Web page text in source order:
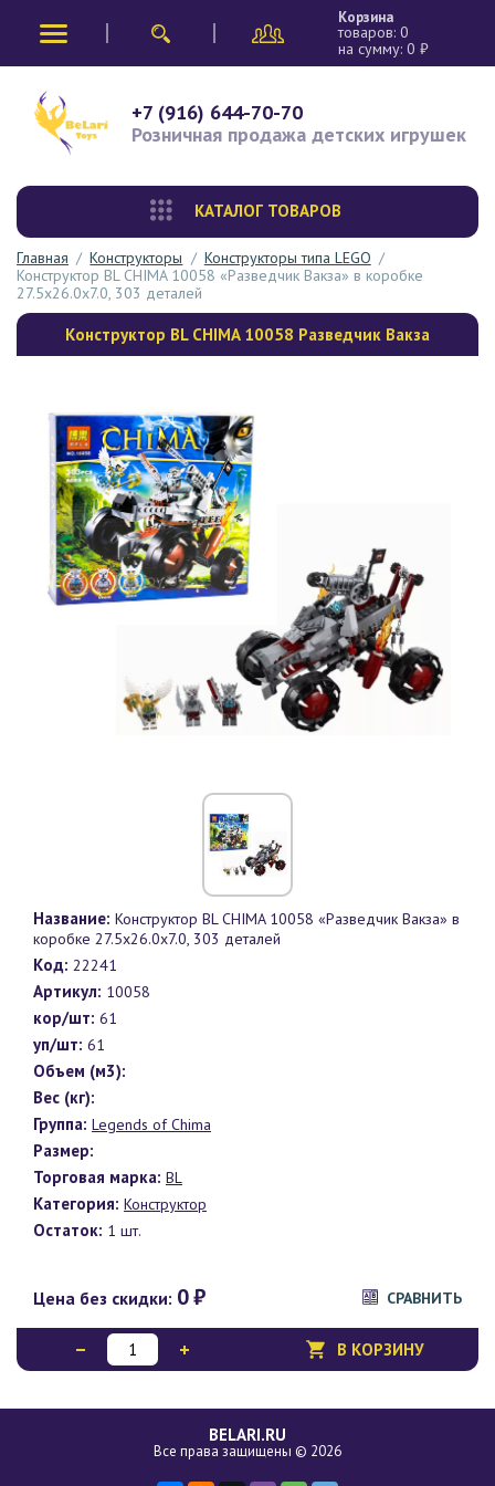
Корзина
товаров: 0
на сумму: 0₽
+7 (916) 644-70-70
Розничная продажа детских игрушек
КАТАЛОГ ТОВАРОВ
Главная / Конструкторы / Конструкторы типа LEGO /
Конструктор BL CHIMA 10058 «Разведчик Вакза» в коробке
27.5х26.0х7.0, 303 деталей
Конструктор BL CHIMA 10058 Разведчик Вакза
Название: Конструктор BL CHIMA 10058 «Разведчик Вакза» в
коробке 27.5х26.0х7.0, 303 деталей
Код: 22241
Артикул: 10058
кор/шт: 61
уп/шт: 61
Объем (м3):
Вес (кг):
Группа: Legends of Chima
Размер:
Торговая марка: BL
Категория: Конструктор
Остаток: 1 шт.
Цена без скидки: 0₽ СРАВНИТЬ
В КОРЗИНУ
BELARI.RU
Все права защищены © 2026